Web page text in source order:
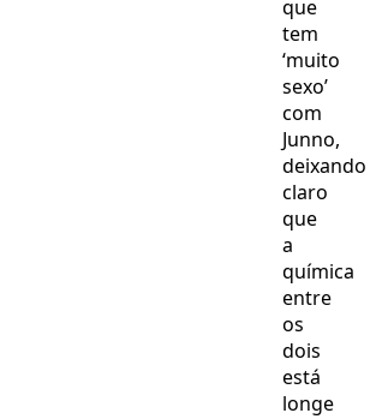
que
tem
‘muito
sexo’
com
Junno,
deixando
claro
que
a
química
entre
os
dois
está
longe